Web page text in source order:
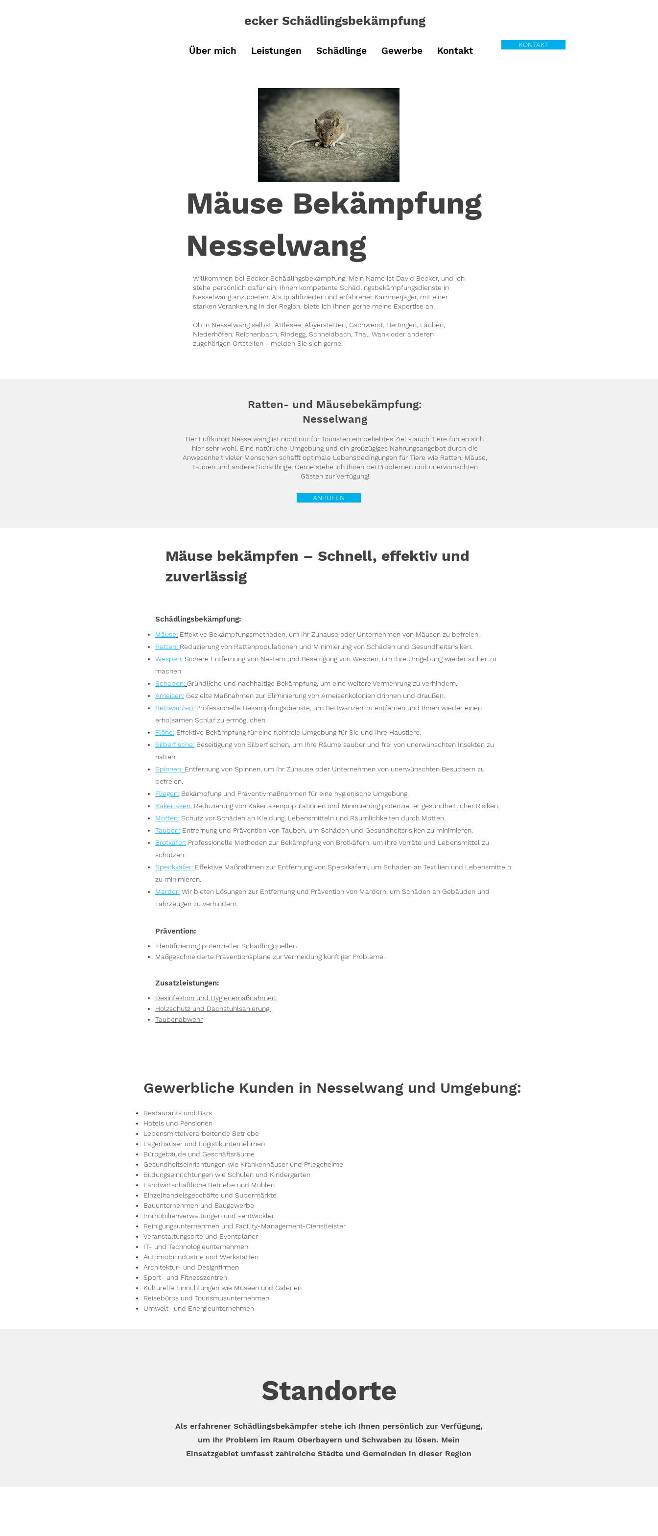
ecker Schädlingsbekämpfung
Über mich Leistungen Schädlinge Gewerbe Kontakt
KONTAKT
Mäuse Bekämpfung
Nesselwang
Willkommen bei Becker Schädlingsbekämpfung! Mein Name ist David Becker, und ich
stehe persönlich dafür ein, Ihnen kompetente Schädlingsbekämpfungsdienste in
Nesselwang anzubieten. Als qualifizierter und erfahrener Kammerjäger, mit einer
starken Verankerung in der Region, biete ich Ihnen gerne meine Expertise an.
Ob in Nesselwang selbst, Attlesee, Abyerstetten, Gschwend, Hertingen, Lachen,
Niederhöfen, Reichenbach, Rindegg, Schneidbach, Thal, Wank oder anderen
zugehörigen Ortsteilen - melden Sie sich gerne!
Ratten- und Mäusebekämpfung:
Nesselwang
Der Luftkurort Nesselwang ist nicht nur für Touristen ein beliebtes Ziel - auch Tiere fühlen sich
hier sehr wohl. Eine natürliche Umgebung und ein großzügiges Nahrungsangebot durch die
Anwesenheit vieler Menschen schafft optimale Lebensbedingungen für Tiere wie Ratten, Mäuse,
Tauben und andere Schädlinge. Gerne stehe ich Ihnen bei Problemen und unerwünschten
Gästen zur Verfügung!
ANRUFEN
Mäuse bekämpfen – Schnell, effektiv und
zuverlässig
Schädlingsbekämpfung:
Mäuse: Effektive Bekämpfungsmethoden, um Ihr Zuhause oder Unternehmen von Mäusen zu befreien.
Ratten: Reduzierung von Rattenpopulationen und Minimierung von Schäden und Gesundheitsrisiken.
Wespen: Sichere Entfernung von Nestern und Beseitigung von Wespen, um Ihre Umgebung wieder sicher zu
machen.
Schaben: Gründliche und nachhaltige Bekämpfung, um eine weitere Vermehrung zu verhindern.
Ameisen: Gezielte Maßnahmen zur Eliminierung von Ameisenkolonien drinnen und draußen.
Bettwanzen: Professionelle Bekämpfungsdienste, um Bettwanzen zu entfernen und Ihnen wieder einen
erholsamen Schlaf zu ermöglichen.
Flöhe: Effektive Bekämpfung für eine flohfreie Umgebung für Sie und Ihre Haustiere.
Silberfische: Beseitigung von Silberfischen, um Ihre Räume sauber und frei von unerwünschten Insekten zu
halten.
Spinnen: Entfernung von Spinnen, um Ihr Zuhause oder Unternehmen von unerwünschten Besuchern zu
befreien.
Fliegen: Bekämpfung und Präventivmaßnahmen für eine hygienische Umgebung.
Kakerlaken: Reduzierung von Kakerlakenpopulationen und Minimierung potenzieller gesundheitlicher Risiken.
Motten: Schutz vor Schäden an Kleidung, Lebensmitteln und Räumlichkeiten durch Motten.
Tauben: Entfernung und Prävention von Tauben, um Schäden und Gesundheitsrisiken zu minimieren.
Brotkäfer: Professionelle Methoden zur Bekämpfung von Brotkäfern, um Ihre Vorräte und Lebensmittel zu
schützen.
Speckkäfer: Effektive Maßnahmen zur Entfernung von Speckkäfern, um Schäden an Textilien und Lebensmitteln
zu minimieren.
Marder: Wir bieten Lösungen zur Entfernung und Prävention von Mardern, um Schäden an Gebäuden und
Fahrzeugen zu verhindern.
Prävention:
Identifizierung potenzieller Schädlingquellen.
Maßgeschneiderte Präventionspläne zur Vermeidung künftiger Probleme.
Zusatzleistungen:
Desinfektion und Hygienemaßnahmen.
Holzschutz und Dachstuhlsanierung.
Taubenabwehr
Gewerbliche Kunden in Nesselwang und Umgebung:
Restaurants und Bars
Hotels und Pensionen
Lebensmittelverarbeitende Betriebe
Lagerhäuser und Logistikunternehmen
Bürogebäude und Geschäftsräume
Gesundheitseinrichtungen wie Krankenhäuser und Pflegeheime
Bildungseinrichtungen wie Schulen und Kindergärten
Landwirtschaftliche Betriebe und Mühlen
Einzelhandelsgeschäfte und Supermärkte
Bauunternehmen und Baugewerbe
Immobilienverwaltungen und -entwickler
Reinigungsunternehmen und Facility-Management-Dienstleister
Veranstaltungsorte und Eventplaner
IT- und Technologieunternehmen
Automobilindustrie und Werkstätten
Architektur- und Designfirmen
Sport- und Fitnesszentren
Kulturelle Einrichtungen wie Museen und Galerien
Reisebüros und Tourismusunternehmen
Umwelt- und Energieunternehmen
Standorte
Als erfahrener Schädlingsbekämpfer stehe ich Ihnen persönlich zur Verfügung,
um Ihr Problem im Raum Oberbayern und Schwaben zu lösen. Mein
Einsatzgebiet umfasst zahlreiche Städte und Gemeinden in dieser Region